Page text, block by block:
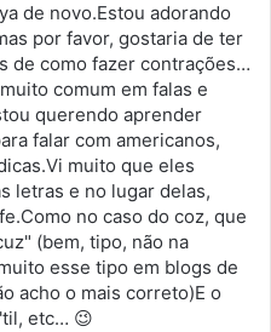
de novo.Estou adorando
por favor, gostaria de ter
de como fazer contrações…
comum em falas e
querendo aprender
falar com americanos,
muito que eles
letras e no lugar delas,
no caso do coz, que
(bem, tipo, não na
esse tipo em blogs de
acho o mais correto)E o
etc… 😉